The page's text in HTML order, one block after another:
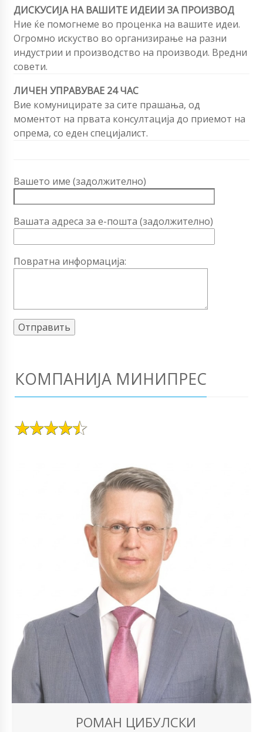
ДИСКУСИЈА НА ВАШИТЕ ИДЕИИ ЗА ПРОИЗВОД
Ние ќе помогнеме во проценка на вашите идеи.
Огромно искуство во организирање на разни
индустрии и производство на производи. Вредни
совети.
ЛИЧЕН УПРАВУВАЕ 24 ЧАС
Вие комуницирате за сите прашања, од
моментот на првата консултација до приемот на
опрема, со еден специјалист.
Вашето име (задолжително)
Вашата адреса за е-пошта (задолжително)
Повратна информација:
КОМПАНИЈА МИНИПРЕС
РОМАН ЦИБУЛСКИ